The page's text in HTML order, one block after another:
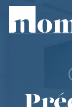
Skip
main